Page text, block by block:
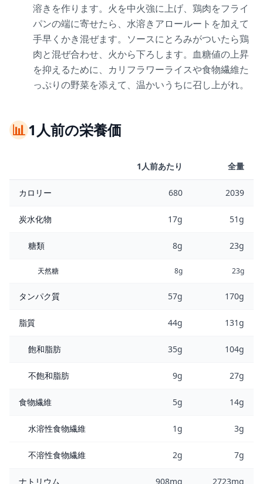
溶きを作ります。火を中火強に上げ、鶏肉をフライ
パンの端に寄せたら、水溶きアロールートを加えて
手早くかき混ぜます。ソースにとろみがついたら鶏
肉と混ぜ合わせ、火から下ろします。血糖値の上昇
を抑えるために、カリフラワーライスや食物繊維た
っぷりの野菜を添えて、温かいうちに召し上がれ。
📊1人前の栄養価
1人前あたり 全量
カロリー 680 2039
炭水化物 17g 51g
糖類 8g 23g
天然糖 8g 23g
タンパク質 57g 170g
脂質 44g 131g
飽和脂肪 35g 104g
不飽和脂肪 9g 27g
食物繊維 5g 14g
水溶性食物繊維 1g 3g
不溶性食物繊維 2g 7g
ナトリウム 908mg 2723mg